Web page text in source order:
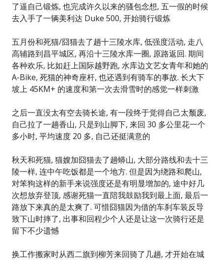
了逼自己锻炼, 也完成许久以来的骚包念想, 五一假的时候
去入手了一辆美利达 Duke 500, 开始骑行锻炼
五月份和死猫/囧猫去了趟十三陵水库, 低强度活动, 走八
高辅路到昌平城区, 再沿十三陵水库一圈, 原路返回. 期间
各种欢乐, 比如赶上国际越野跑, 水库边文艺女青年和她的
A-Bike, 死猫的神奇座杆, 也还遇到有骑车的事故. 长大下
坡上 45KM+ 的速度和第一次去滑雪时的感觉一样刺激
之后一直没太有空去骑长途, 有一段终于觉得自己太颓废,
自己拉了一趟香山, 只是到山脚下, 来回 30 多公里花一个
多小时, 平均速度 20 多, 自己还挺满意的
秋天和死猫, 猫嫂加囧猫去了趟蟒山, 大部分路线和去十三
陵一样, 连中午吃饭都是一个地方. 但是因为绕路和爬山,
对笨狗这样的新手来说强度还是有明显增加的, 途中好几
次想放弃登顶, 感谢死猫一直陪我鼓励我到最上面, 最后一
路放下来真的是太爽了. 可惜囧猫因为借的车刹车装反导
致下山时摔了, 出事和回程少个人还是让这一次骑行还是
留下不少遗憾
换工作搬家时从西二旗到柳芳来回骑了几趟, 才开始在城